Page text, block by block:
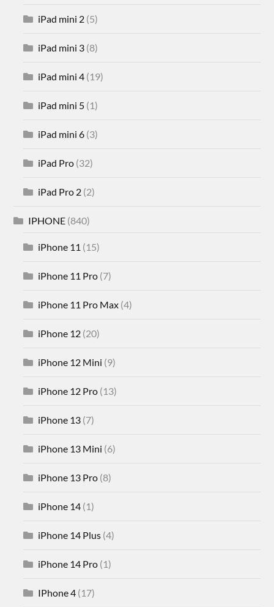
iPad mini 2 (5)
iPad mini 3 (8)
iPad mini 4 (19)
iPad mini 5 (1)
iPad mini 6 (3)
iPad Pro (32)
iPad Pro 2 (2)
IPHONE (840)
iPhone 11 (15)
iPhone 11 Pro (7)
iPhone 11 Pro Max (4)
iPhone 12 (20)
iPhone 12 Mini (9)
iPhone 12 Pro (13)
iPhone 13 (7)
iPhone 13 Mini (6)
iPhone 13 Pro (8)
iPhone 14 (1)
iPhone 14 Plus (4)
iPhone 14 Pro (1)
IPhone 4 (17)